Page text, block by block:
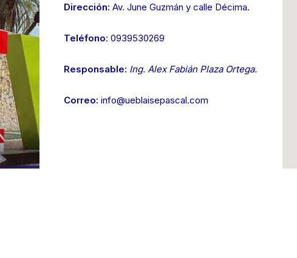
Dirección: Av. June Guzmán y calle Décima.
Teléfono: 0939530269
Responsable: Ing. Alex Fabián Plaza Ortega.
Correo: info@ueblaisepascal.com